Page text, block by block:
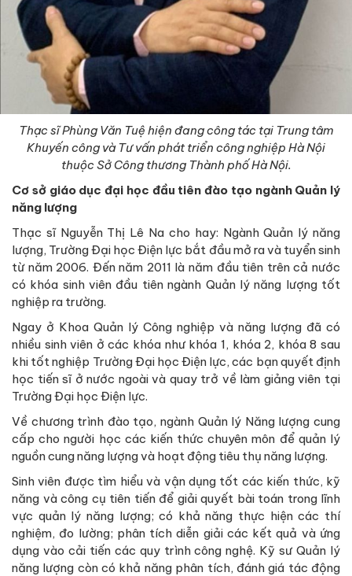
Thạc sĩ Phùng Văn Tuệ hiện đang công tác tại Trung tâm
Khuyến công và Tư vấn phát triển công nghiệp Hà Nội
thuộc Sở Công thương Thành phố Hà Nội.
Cơ sở giáo dục đại học đầu tiên đào tạo ngành Quản lý
năng lượng
Thạc sĩ Nguyễn Thị Lê Na cho hay: Ngành Quản lý năng
lượng, Trường Đại học Điện lực bắt đầu mở ra và tuyển sinh
từ năm 2006. Đến năm 2011 là năm đầu tiên trên cả nước
có khóa sinh viên đầu tiên ngành Quản lý năng lượng tốt
nghiệp ra trường.
Ngay ở Khoa Quản lý Công nghiệp và năng lượng đã có
nhiều sinh viên ở các khóa như khóa 1, khóa 2, khóa 8 sau
khi tốt nghiệp Trường Đại học Điện lực, các bạn quyết định
học tiến sĩ ở nước ngoài và quay trở về làm giảng viên tại
Trường Đại học Điện lực.
Về chương trình đào tạo, ngành Quản lý Năng lượng cung
cấp cho người học các kiến thức chuyên môn để quản lý
nguồn cung năng lượng và hoạt động tiêu thụ năng lượng.
Sinh viên được tìm hiểu và vận dụng tốt các kiến thức, kỹ
năng và công cụ tiên tiến để giải quyết bài toán trong lĩnh
vực quản lý năng lượng; có khả năng thực hiện các thí
nghiệm, đo lường; phân tích diễn giải các kết quả và ứng
dụng vào cải tiến các quy trình công nghệ. Kỹ sư Quản lý
năng lượng còn có khả năng phân tích, đánh giá tác động